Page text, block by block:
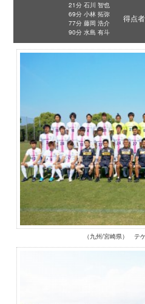
21分 石川 智也
69分 小林 拓弥
77分 藤岡 浩介
90分 水島 有斗
得点者
（九州/宮崎県） テ